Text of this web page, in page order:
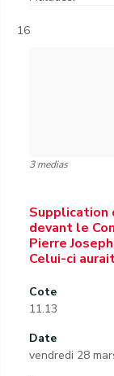
16
3 medias
Supplication
devant le
Pierre
Celui-ci
Cote
11.13
Date
vendredi 28